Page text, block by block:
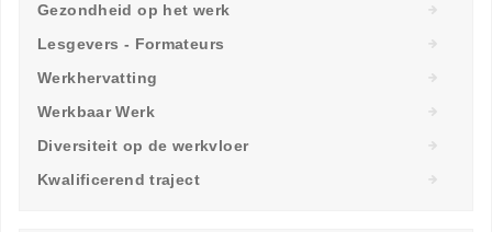
Gezondheid op het werk
Lesgevers - Formateurs
Werkhervatting
Werkbaar Werk
Diversiteit op de werkvloer
Kwalificerend traject